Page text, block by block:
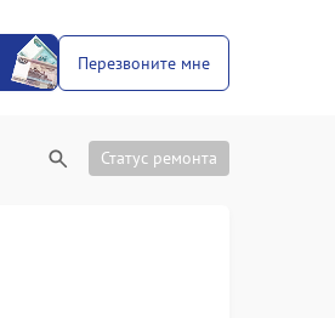
Перезвоните мне
Статус ремонта